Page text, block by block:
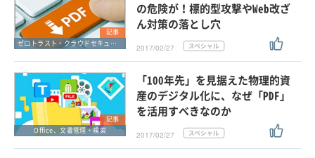
記事
ゼロトラスト・クラウドセキュリティ・SASE
の危険が！標的型攻撃やWeb改ざ
ん対策の落とし穴
2017/02/27
記事
Office、文書管理・検索
「100年先」を見据えた物理的資
産のデジタル化に、なぜ「PDF」
を活用すべきなのか
2017/02/27